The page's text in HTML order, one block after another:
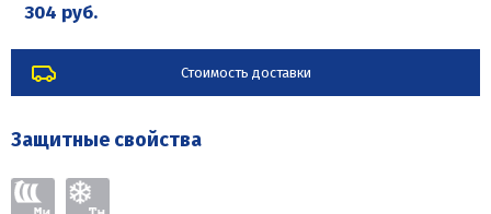
304 руб.
Стоимость доставки
Защитные свойства